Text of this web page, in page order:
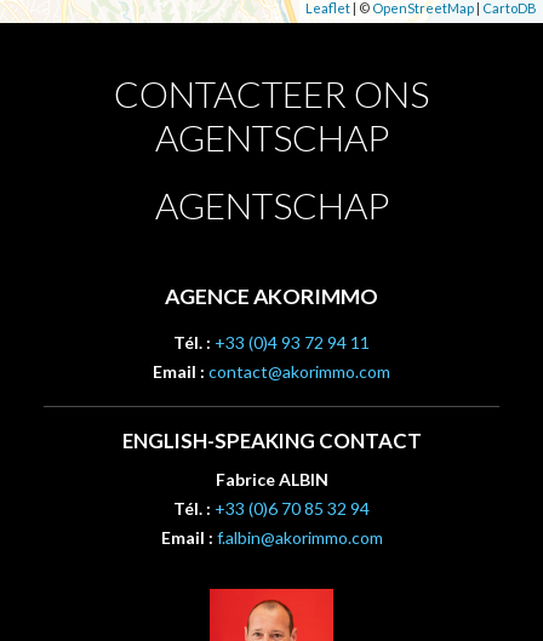
Leaflet| © OpenStreetMap | CartoDB
CONTACTEER ONS
AGENTSCHAP
AGENTSCHAP
AGENCE AKORIMMO
Tél. : +33 (0)4 93 72 94 11
Email : contact@akorimmo.com
ENGLISH-SPEAKING CONTACT
Fabrice ALBIN
Tél. : +33 (0)6 70 85 32 94
Email : f.albin@akorimmo.com